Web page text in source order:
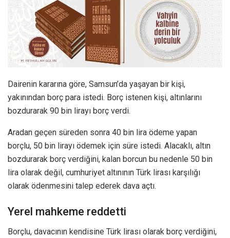
Dairenin kararına göre, Samsun’da yaşayan bir kişi,
yakınından borç para istedi. Borç istenen kişi, altınlarını
bozdurarak 90 bin lirayı borç verdi.
Aradan geçen süreden sonra 40 bin lira ödeme yapan
borçlu, 50 bin lirayı ödemek için süre istedi. Alacaklı, altın
bozdurarak borç verdiğini, kalan borcun bu nedenle 50 bin
lira olarak değil, cumhuriyet altınının Türk lirası karşılığı
olarak ödenmesini talep ederek dava açtı.
Yerel mahkeme reddetti
Borçlu, davacının kendisine Türk lirası olarak borç verdiğini,